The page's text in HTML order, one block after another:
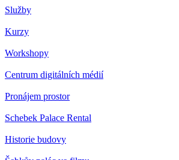
Služby
Kurzy
Workshopy
Centrum digitálních médií
Pronájem prostor
Schebek Palace Rental
Historie budovy